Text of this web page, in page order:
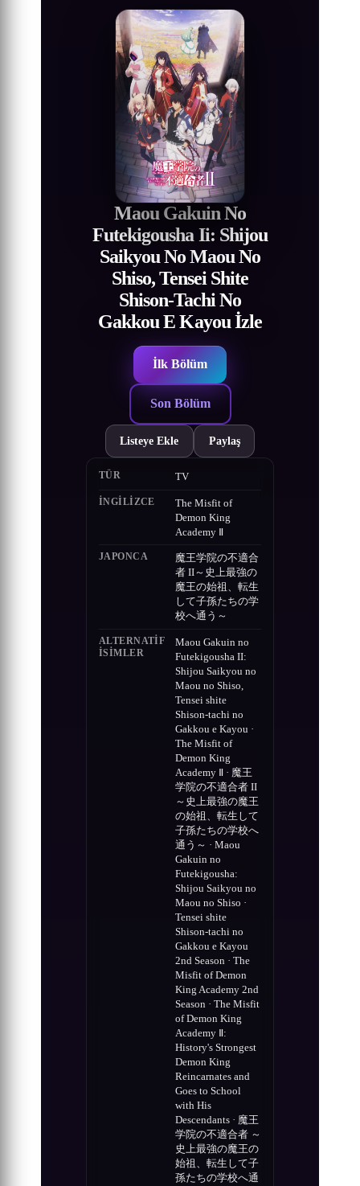
Maou Gakuin No
Futekigousha Ii: Shijou
Saikyou No Maou No
Shiso, Tensei Shite
Shison-Tachi No
Gakkou E Kayou İzle
İlk Bölüm
Son Bölüm
Listeye Ekle Paylaş
TÜR TV
İNGILIZCE
The Misfit of
Demon King
Academy Ⅱ
JAPONCA
魔王学院の不適合
者 II～史上最強の
魔王の始祖、転生
して子孫たちの学
校へ通う～
ALTERNATIF
ISIMLER
Maou Gakuin no
Futekigousha II:
Shijou Saikyou no
Maou no Shiso,
Tensei shite
Shison-tachi no
Gakkou e Kayou ·
The Misfit of
Demon King
Academy Ⅱ · 魔王
学院の不適合者 II
～史上最強の魔王
の始祖、転生して
子孫たちの学校へ
通う～ · Maou
Gakuin no
Futekigousha:
Shijou Saikyou no
Maou no Shiso ·
Tensei shite
Shison-tachi no
Gakkou e Kayou
2nd Season · The
Misfit of Demon
King Academy 2nd
Season · The Misfit
of Demon King
Academy Ⅱ:
History's Strongest
Demon King
Reincarnates and
Goes to School
with His
Descendants · 魔王
学院の不適合者 ～
史上最強の魔王の
始祖、転生して子
孫たちの学校へ通